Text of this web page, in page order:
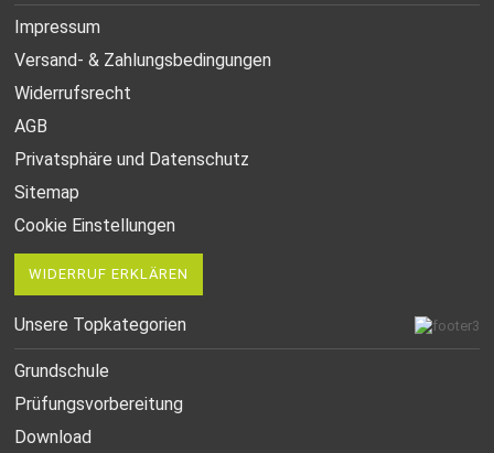
Impressum
Versand- & Zahlungsbedingungen
Widerrufsrecht
AGB
Privatsphäre und Datenschutz
Sitemap
Cookie Einstellungen
WIDERRUF ERKLÄREN
Unsere Topkategorien
Grundschule
Prüfungsvorbereitung
Download